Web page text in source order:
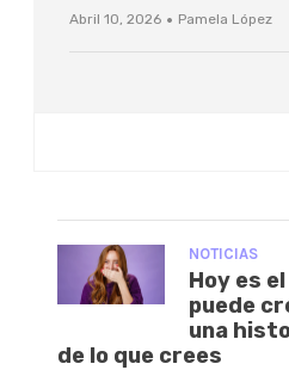
Abril 10, 2026 · Pamela López
NOTICIAS
Hoy es
puede
una
de lo que crees